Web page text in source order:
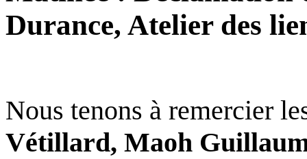
Durance, Atelier des
Nous tenons à remercier
Vétillard, Maoh